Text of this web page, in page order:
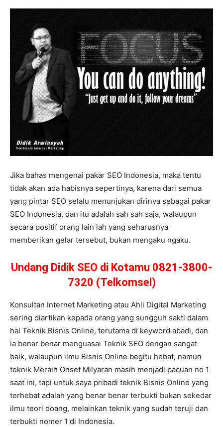
Jika bahas mengenai pakar SEO Indonesia, maka tentu
tidak akan ada habisnya sepertinya, karena dari semua
yang pintar SEO selalu menunjukan dirinya sebagai pakar
SEO Indonesia, dan itu adalah sah sah saja, walaupun
secara positif orang lain lah yang seharusnya
memberikan gelar tersebut, bukan mengaku ngaku.
Undang Didik SEO di Kotamu 0821-3800-
7320 (Telkomsel)
Konsultan Internet Marketing atau Ahli Digital Marketing
sering diartikan kepada orang yang sungguh sakti dalam
hal Teknik Bisnis Online, terutama di keyword abadi, dan
ia benar benar menguasai Teknik SEO dengan sangat
baik, walaupun ilmu Bisnis Online begitu hebat, namun
teknik Meraih Onset Milyaran masih menjadi pacuan no 1
saat ini, tapi untuk saya pribadi teknik Bisnis Online yang
terhebat adalah yang benar benar terbukti bukan sekedar
ilmu teori doang, melainkan teknik yang sudah teruji dan
terbukti nomer 1 di Indonesia.